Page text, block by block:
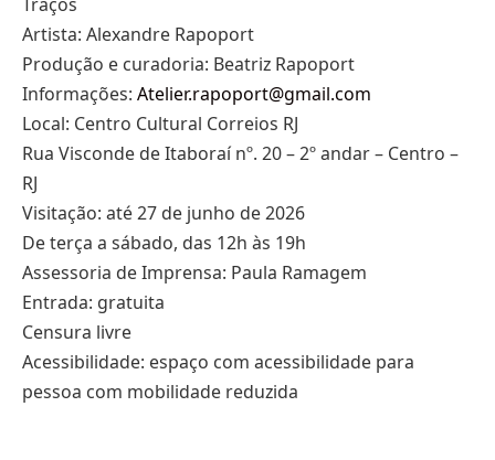
Artista: Alexandre Rapoport
Produção e curadoria: Beatriz Rapoport
Informações: Atelier.rapoport@gmail.com
Local: Centro Cultural Correios RJ
Rua Visconde de Itaboraí nº. 20 – 2º andar – Centro –
RJ
Visitação: até 27 de junho de 2026
De terça a sábado, das 12h às 19h
Assessoria de Imprensa: Paula Ramagem
Entrada: gratuita
Censura livre
Acessibilidade: espaço com acessibilidade para
pessoa com mobilidade reduzida